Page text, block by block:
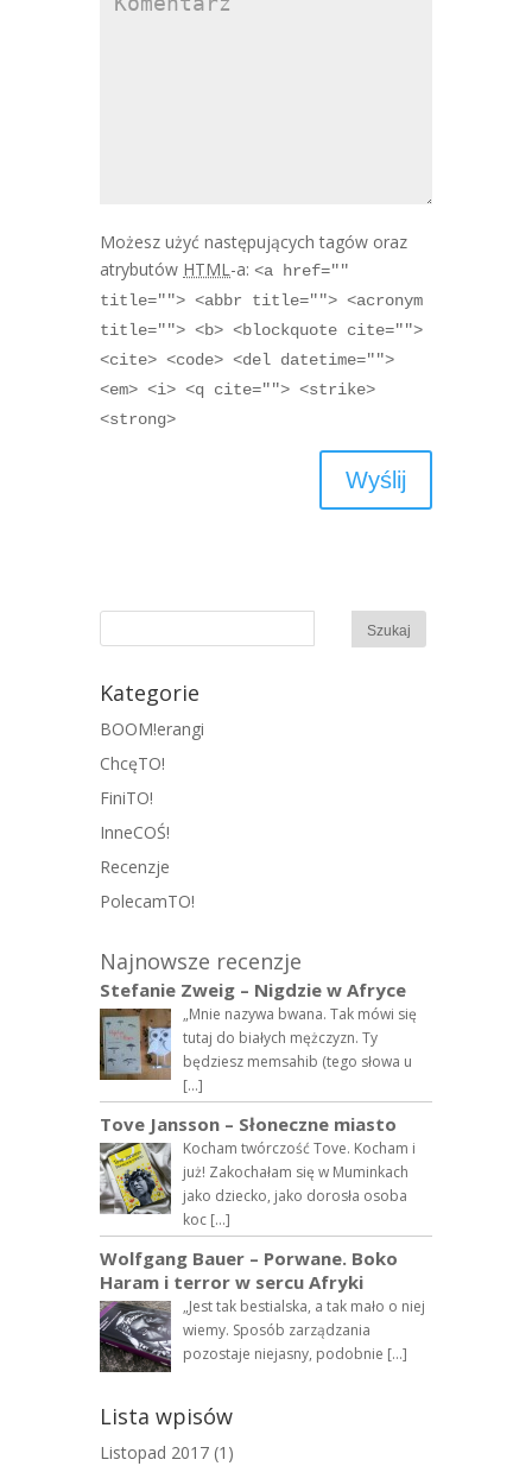
Możesz użyć następujących tagów oraz
atrybutów HTML-a: <a href=""
title=""> <abbr title=""> <acronym
title=""> <b> <blockquote cite="">
<cite> <code> <del datetime="">
<em> <i> <q cite=""> <strike>
<strong>
Kategorie
BOOM!erangi
ChcęTO!
FiniTO!
InneCOŚ!
Recenzje
PolecamTO!
Najnowsze recenzje
Stefanie Zweig – Nigdzie w Afryce
„Mnie nazywa bwana. Tak mówi się
tutaj do białych mężczyzn. Ty
będziesz memsahib (tego słowa u
[…]
Tove Jansson – Słoneczne miasto
Kocham twórczość Tove. Kocham i
już! Zakochałam się w Muminkach
jako dziecko, jako dorosła osoba
koc […]
Wolfgang Bauer – Porwane. Boko
Haram i terror w sercu Afryki
„Jest tak bestialska, a tak mało o niej
wiemy. Sposób zarządzania
pozostaje niejasny, podobnie […]
Lista wpisów
Listopad 2017 (1)